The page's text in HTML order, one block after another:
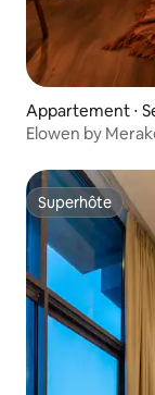
Appartement ⋅
Elowen by
Superhôte
Superhôte